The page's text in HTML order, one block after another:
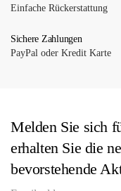
Einfache Rückerstattung
Sichere Zahlungen
PayPal oder Kredit Karte
Melden Sie sich
erhalten Sie die
bevorstehende